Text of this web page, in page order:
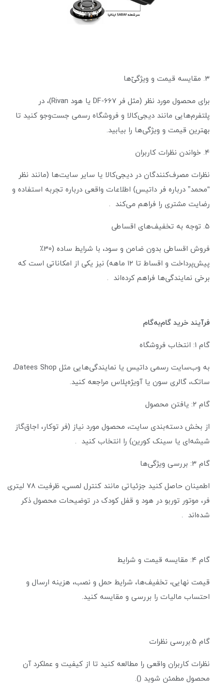
۳. مقایسه قیمت و ویژگی‌ّها
برای محصول مورد نظر (مثل فر DF-667 یا هود Rivan)، در
پلتفرم‌هایی مانند دیجی‌کالا و فروشگاه رسمی جست‌وجو کنید تا
بهترین قیمت و ویژگی‌ها را بیابید.
۴. خواندن نظرات کاربران
نظرات مصرف‌کنندگان در دیجی‌کالا یا سایر سایت‌ها (مانند نظر
“محمد” درباره فر داتیس) اطلاعات واقعی درباره تجربه استفاده و
رضایت مشتری را فراهم می‌کند .
۵. توجه به تخفیف‌های اقساطی
فروش اقساطی بدون ضامن و سود، با شرایط ساده (30٪
پیش‌پرداخت و اقساط تا ۱۲ ماهه) نیز یکی از امکاناتی است که
برخی نمایندگی‌ها فراهم کرده‌اند .
فرآیند خرید گام‌به‌گام
گام ۱: انتخاب فروشگاه
به وب‌سایت رسمی داتیس یا نمایندگی‌هایی مثل Datees Shop،
ساتک، گالری سون یا آویژه‌پلاس مراجعه کنید.
گام ۲: یافتن محصول
از بخش دسته‌بندی سایت، محصول مورد نیاز (فر توکار، اجاق‌گاز
شیشه‌ای یا سینک کورین) را انتخاب کنید .
گام ۳: بررسی ویژگی‌ها
اطمینان حاصل کنید جزئیاتی مانند کنترل لمسی، ظرفیت ۷۸ لیتری
فر، موتور توربو در هود و قفل کودک در توضیحات محصول ذکر
شده‌اند .
گام ۴: مقایسه قیمت و شرایط
قیمت نهایی، تخفیف‌ها، شرایط حمل و نصب، هزینه ارسال و
احتساب مالیات را بررسی و مقایسه کنید.
گام ۵:بررسی نظرات
نظرات کاربران واقعی را مطالعه کنید تا از کیفیت و عملکرد آن
محصول مطمئن شوید ().